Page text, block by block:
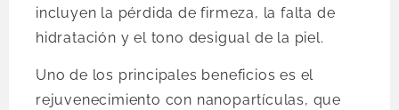
incluyen la pérdida de firmeza, la falta de
hidratación y el tono desigual de la piel.
Uno de los principales beneficios es el
rejuvenecimiento con nanopartículas, que